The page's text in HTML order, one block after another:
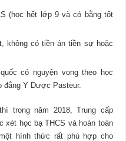
(học hết lớp 9 và có bằng tốt
không có tiền án tiền sự hoặc
có nguyện vọng theo học
Y Dược Pasteur.
trong năm 2018, Trung cấp
học bạ THCS và hoàn toàn
hình thức rất phù hợp cho